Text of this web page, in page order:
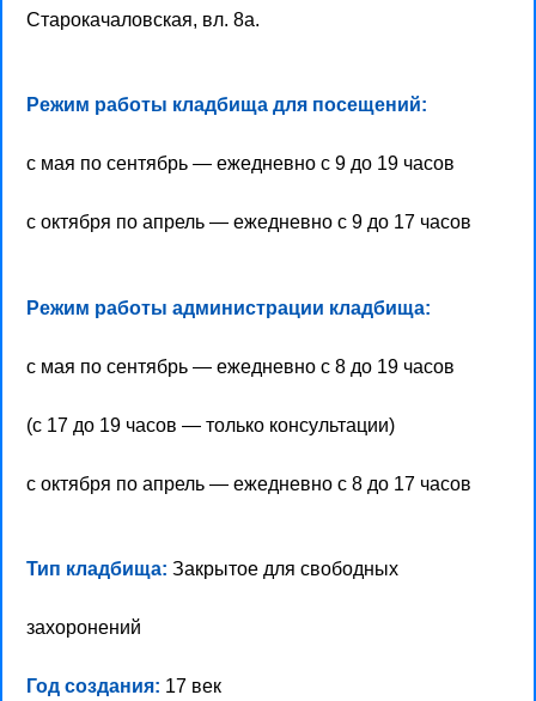
Старокачаловская, вл. 8а.
Режим работы кладбища для посещений:
с мая по сентябрь — ежедневно с 9 до 19 часов
с октября по апрель — ежедневно с 9 до 17 часов
Режим работы администрации кладбища:
с мая по сентябрь — ежедневно с 8 до 19 часов
(с 17 до 19 часов — только консультации)
с октября по апрель — ежедневно с 8 до 17 часов
Тип кладбища: Закрытое для свободных
захоронений
Год создания: 17 век